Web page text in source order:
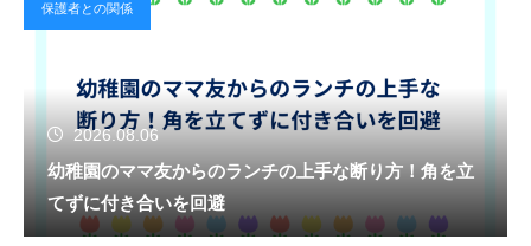
保護者との関係
2026.08.06
幼稚園のママ友からのランチの上手な断り方！角を立
てずに付き合いを回避